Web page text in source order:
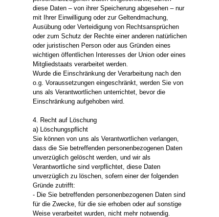
diese Daten – von ihrer Speicherung abgesehen – nur
mit Ihrer Einwilligung oder zur Geltendmachung,
Ausübung oder Verteidigung von Rechtsansprüchen
oder zum Schutz der Rechte einer anderen natürlichen
oder juristischen Person oder aus Gründen eines
wichtigen öffentlichen Interesses der Union oder eines
Mitgliedstaats verarbeitet werden.
Wurde die Einschränkung der Verarbeitung nach den
o.g. Voraussetzungen eingeschränkt, werden Sie von
uns als Verantwortlichen unterrichtet, bevor die
Einschränkung aufgehoben wird.
4. Recht auf Löschung
a) Löschungspflicht
Sie können von uns als Verantwortlichen verlangen,
dass die Sie betreffenden personenbezogenen Daten
unverzüglich gelöscht werden, und wir als
Verantwortliche sind verpflichtet, diese Daten
unverzüglich zu löschen, sofern einer der folgenden
Gründe zutrifft:
- Die Sie betreffenden personenbezogenen Daten sind
für die Zwecke, für die sie erhoben oder auf sonstige
Weise verarbeitet wurden, nicht mehr notwendig.